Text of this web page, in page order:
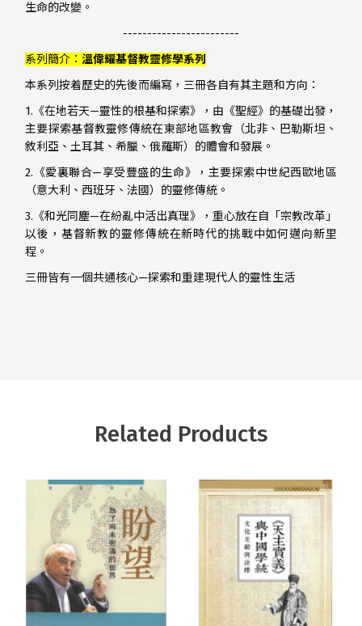
生命的改變。
------------------------
系列簡介： 溫偉耀基督教靈修學系列
本系列按着歷史的先後而編寫，三冊各自有其主題和方向：
1.《在地若天—靈性的根基和探索》，由《聖經》的基礎出發，
主要探索基督教靈修傳統在東部地區教會（北非、巴勒斯坦、
敘利亞、土耳其、希臘、俄羅斯）的體會和發展。
2.《愛裏聯合—享受豐盛的生命》，主要探索中世紀西歐地區
（意大利、西班牙、法國）的靈修傳統。
3.《和光同塵—在紛亂中活出真理》，重心放在自「宗教改革」
以後，基督新教的靈修傳統在新時代的挑戰中如何邁向新里
程。
三冊皆有一個共通核心—探索和重建現代人的靈性生活
Related Products